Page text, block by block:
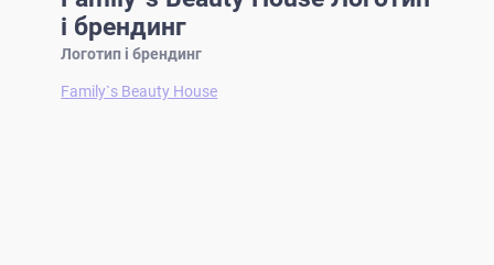
і брендинг
Логотип і брендинг
Family`s Beauty House